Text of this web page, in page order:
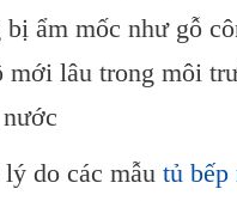
ẩm mốc như gỗ
mới lâu trong môi
do các mẫu tủ bếp